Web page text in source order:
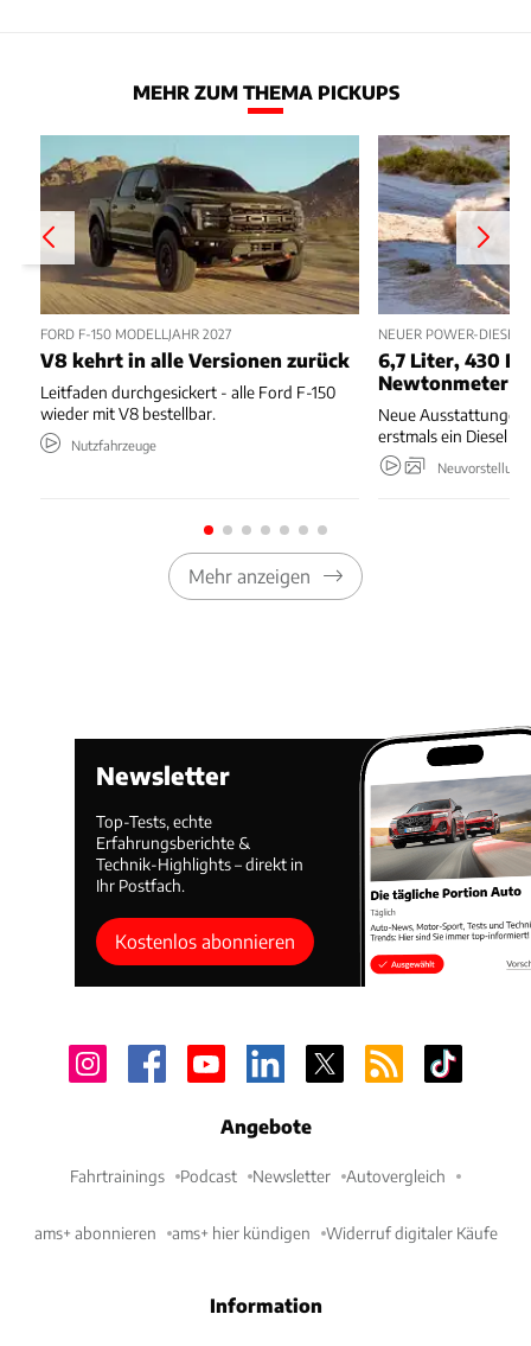
MEHR ZUM THEMA PICKUPS
FORD F-150 MODELLJAHR 2027
V8 kehrt in alle Versionen zurück
Leitfaden durchgesickert - alle Ford F-150
wieder mit V8 bestellbar.
Nutzfahrzeuge
NEUER POWER-DIESEL
6,7 Liter, 430
Newtonmeter
Neue
erstmals ein Diesel
Mehr anzeigen
Newsletter
Top-Tests, echte
Erfahrungsberichte &
Technik-Highlights – direkt in
Ihr Postfach.
Kostenlos abonnieren
Angebote
Fahrtrainings Podcast Newsletter Autovergleich
ams+ abonnieren ams+ hier kündigen Widerruf digitaler Käufe
Information